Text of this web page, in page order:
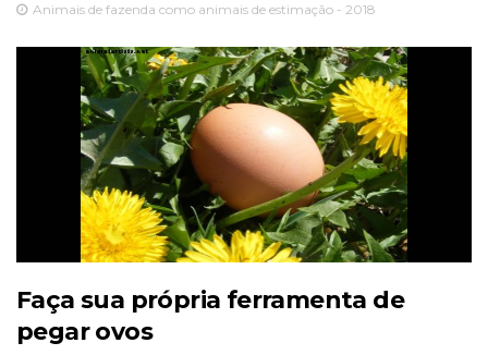
Animais de fazenda como animais de estimação - 2018
Faça sua própria ferramenta de
pegar ovos